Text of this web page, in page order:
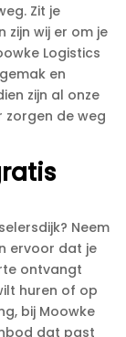
Zit je
wij er om je
Logistics
en
zijn al onze
zorgen de weg
Neem
ervoor dat je
ontvangt
huren of op
bij Moowke
dat past